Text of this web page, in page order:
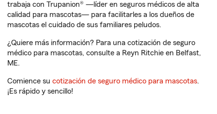
trabaja con Trupanion® —líder en seguros médicos de alta
calidad para mascotas— para facilitarles a los dueños de
mascotas el cuidado de sus familiares peludos.
¿Quiere más información? Para una cotización de seguro
médico para mascotas, consulte a Reyn Ritchie en Belfast,
ME.
Comience su cotización de seguro médico para mascotas.
¡Es rápido y sencillo!